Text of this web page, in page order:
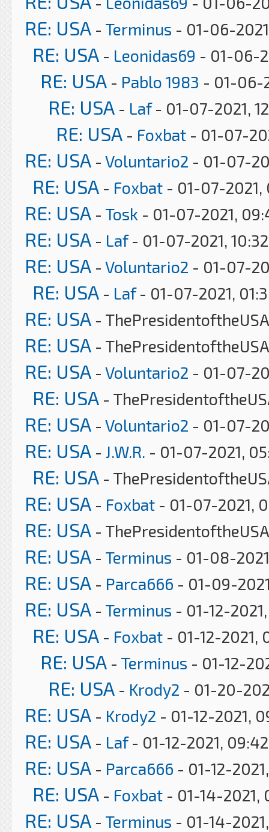
RE: USA - Terminus - 01-06-
RE: USA - Leonidas69 - 01-06-
RE: USA - Pablo 1983 - 01-06-
RE: USA - Laf- 01-07-2021,
RE: USA - Foxbat - 01-07-
RE: USA - Voluntario2 - 01-07-
RE: USA - Foxbat - 01-07-2021,
RE: USA - Tosk - 01-07-2021,
RE: USA - Laf- 01-07-2021,
RE: USA - Voluntario2 - 01-07-
RE: USA - Laf- 01-07-2021,
RE: USA -
RE: USA -
RE: USA - Voluntario2 - 01-07-
RE: USA -
RE: USA - Voluntario2 - 01-07-
RE: USA - J.W.R. - 01-07-2021,
RE: USA -
RE: USA - Foxbat - 01-07-2021,
RE: USA -
RE: USA - Terminus - 01-08-
RE: USA - Parca666 - 01-09-
RE: USA - Terminus - 01-12-
RE: USA - Foxbat - 01-12-2021,
RE: USA - Terminus - 01-12-
RE: USA - Krody2 - 01-20-
RE: USA - Krody2 - 01-12-2021,
RE: USA - Laf- 01-12-2021,
RE: USA - Parca666 - 01-12-
RE: USA - Foxbat - 01-14-2021,
RE: USA - Terminus - 01-14-